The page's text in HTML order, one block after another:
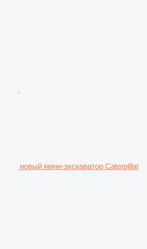
новый мини-экскаватор Caterpillar